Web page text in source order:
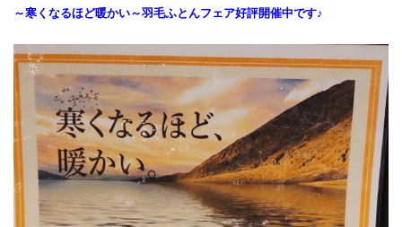
～寒くなるほど暖かい～羽毛ふとんフェア好評開催中です♪